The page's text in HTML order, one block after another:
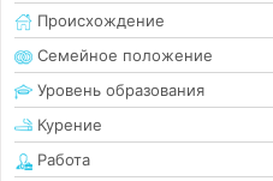
Происхождение
Семейное положение
Уровень образования
Курение
Работа